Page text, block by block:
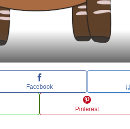
Facebook
Pinterest